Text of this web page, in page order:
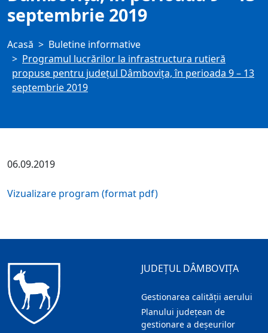
septembrie 2019
Acasă
Buletine informative
Programul lucrărilor la infrastructura rutieră
propuse pentru județul Dâmbovița, în perioada 9 – 13
septembrie 2019
06.09.2019
Vizualizare program (format pdf)
JUDEȚUL DÂMBOVIȚA
Gestionarea calității aerului
Planului județean de
gestionare a deșeurilor